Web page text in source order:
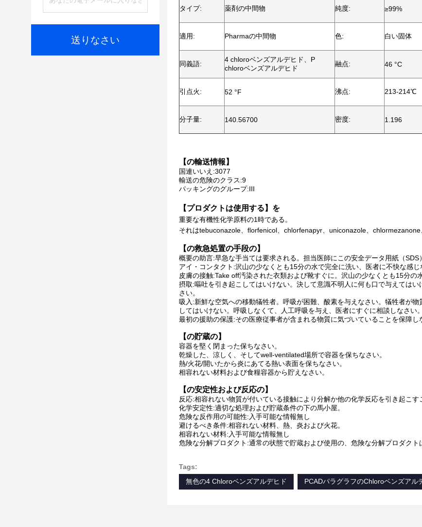
送りなさい
タイプ: 薬剤の中間物 純度: ≥99%
適用: Pharmaの中間物 色: 白い固体
同義語:
4 chloroベンズアルデヒド、P
chloroベンズアルデヒド
融点: 46 °C
引点火: 52 °F 沸点: 213-214℃
分子量: 140.56700 密度: 1.196
【の輸送情報】
国連いいえ:3077
輸送の危険のクラス:9
パッキングのグループ:III
【プロダクトは使用する】を
重要な有機性化学原料の1時である。
それはtebuconazole、florfenicol、chlorfenapyr、uniconazole、chlormezanone
【の救急処置の手段の】
概要の助言:早急な手当ては要求される。担当医師にこの安全データ用紙（SDS
アイ・コンタクト:沢山の少なくとも15分の水で完全に洗い、医者に不快な感じ
皮膚の接触:Take off汚染された衣類および靴すぐに。沢山の少なくとも15分の
摂取:嘔吐を引き起こしてはいけない。決して意識不明人に何も口で与えては
さい。
吸入:新鮮な空気への移動犠牲者。呼吸が困難、酸素を与えなさい。犠牲者が
してはいけない。呼吸しなくて、人工呼吸を与え、医者にすぐに相談しなさい。
最初の援助の保護:その医療従事者が含まれる物質に気づいていることを保障
【の貯蔵の】
容器を堅く閉まった保ちなさい。
乾燥した、涼しく、そしてwell-ventilated場所で容器を保ちなさい。
熱/火花/開いたから炎にあてる熱い表面を保ちなさい。
相容れない材料および食糧容器から貯えなさい。
【の安定性および反応の】
反応:相容れない物質が付いている接触により分解か他の化学反応を引き起こす
化学安定性:適切な処理および貯蔵条件の下の馬小屋。
危険な反作用の可能性:入手可能な情報無し
避けるべき条件:相容れない材料、熱、炎および火花。
相容れない材料:入手可能な情報無し
危険な分解プロダクト:通常の状態で貯蔵および使用の、危険な分解プロダクト
Tags:
無色の4 Chloroベンズアルデヒド
PCADパラグラフのChloroベンズアル